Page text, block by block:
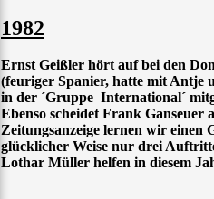
1982
Ernst Geißler hört auf bei den
(feuriger Spanier, hatte mit Antje
in der ´Gruppe International´
Ebenso scheidet Frank
Zeitungsanzeige lernen wir einen
glücklicher Weise nur drei
Lothar Müller helfen in diesem